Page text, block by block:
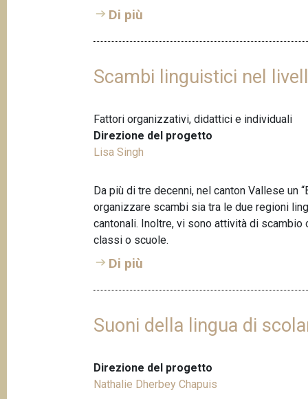
Di più
Scambi linguistici nel
Fattori organizzativi, didattici e individuali
Direzione del progetto
Lisa Singh
Da più di tre decenni, nel canton Vallese un
organizzare scambi sia tra le due regioni
cantonali. Inoltre, vi sono attività di
classi o scuole.
Di più
Suoni della lingua di
Direzione del progetto
Nathalie Dherbey Chapuis